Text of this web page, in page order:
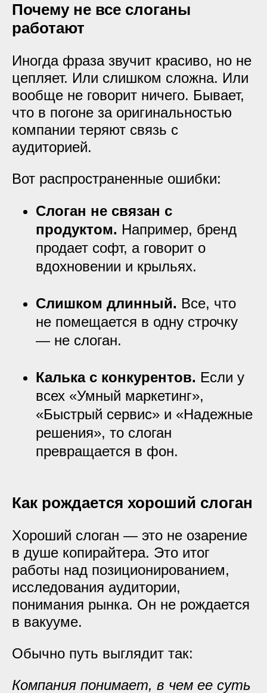
Почему не все слоганы
работают
Иногда фраза звучит красиво, но не
цепляет. Или слишком сложна. Или
вообще не говорит ничего. Бывает,
что в погоне за оригинальностью
компании теряют связь с
аудиторией.
Вот распространенные ошибки:
Слоган не связан с
продуктом. Например, бренд
продает софт, а говорит о
вдохновении и крыльях.
Слишком длинный. Все, что
не помещается в одну строчку
— не слоган.
Калька с конкурентов. Если у
всех «Умный маркетинг»,
«Быстрый сервис» и «Надежные
решения», то слоган
превращается в фон.
Как рождается хороший слоган
Хороший слоган — это не озарение
в душе копирайтера. Это итог
работы над позиционированием,
исследования аудитории,
понимания рынка. Он не рождается
в вакууме.
Обычно путь выглядит так:
Компания понимает, в чем ее суть